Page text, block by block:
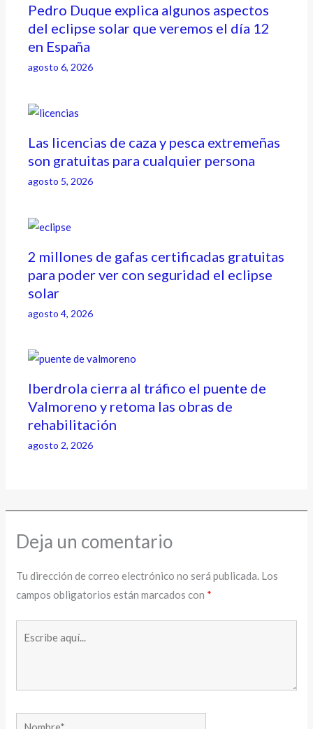
Pedro Duque explica algunos aspectos
del eclipse solar que veremos el día 12
en España
agosto 6, 2026
Las licencias de caza y pesca extremeñas
son gratuitas para cualquier persona
agosto 5, 2026
2 millones de gafas certificadas gratuitas
para poder ver con seguridad el eclipse
solar
agosto 4, 2026
Iberdrola cierra al tráfico el puente de
Valmoreno y retoma las obras de
rehabilitación
agosto 2, 2026
Deja un comentario
Tu dirección de correo electrónico no será publicada. Los
campos obligatorios están marcados con *
Nombre*